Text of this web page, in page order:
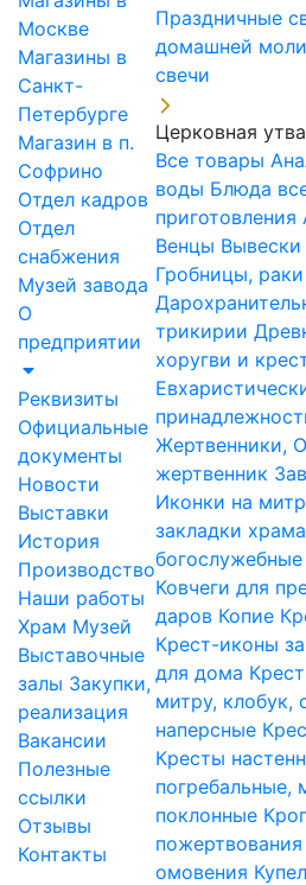
Москве
Магазины в
Санкт-
Петербурге
Магазин в п.
Софрино
Отдел кадров
Отдел
снабжения
Музей завода
О
предприятии
Реквизиты
Официальные
документы
Новости
Выставки
История
Производство
Наши работы
Храм Музей
Выставочные
залы Закупки,
реализация
Вакансии
Полезные
ссылки
Отзывы
Контакты
Праздничные
домашней
свечи
Церковная
Все товары
воды Блюда
приготовления
Венцы
Гробницы, раки
трикирии
хоругви и
Жертвенники,
жертвенник
Иконки на
закладки храма
богослужебные
Ковчеги для
даров Копие
Крест-иконы
для дома
митру, клобук,
наперсные
Кресты
погребальные,
поклонные
пожертвования
омовения